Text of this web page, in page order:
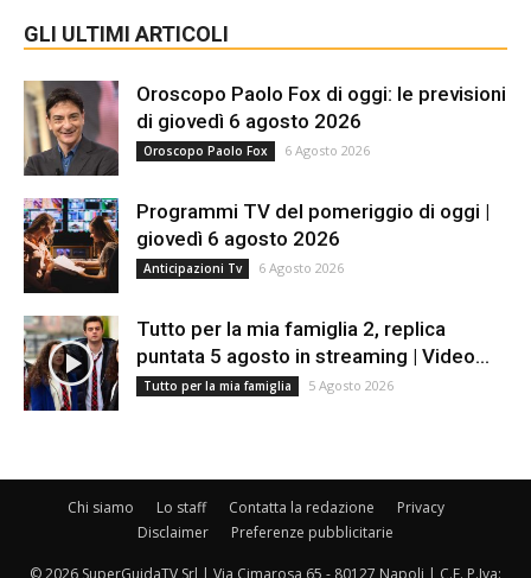
GLI ULTIMI ARTICOLI
Oroscopo Paolo Fox di oggi: le previsioni
di giovedì 6 agosto 2026
Oroscopo Paolo Fox 6 Agosto 2026
Programmi TV del pomeriggio di oggi |
giovedì 6 agosto 2026
Anticipazioni Tv 6 Agosto 2026
Tutto per la mia famiglia 2, replica
puntata 5 agosto in streaming | Video...
Tutto per la mia famiglia 5 Agosto 2026
Chi siamo Lo staff Contatta la redazione
Privacy
Disclaimer
Preferenze pubblicitarie
© 2026 SuperGuidaTV Srl | Via Cimarosa 65 - 80127 Napoli | C.F. P.Iva: